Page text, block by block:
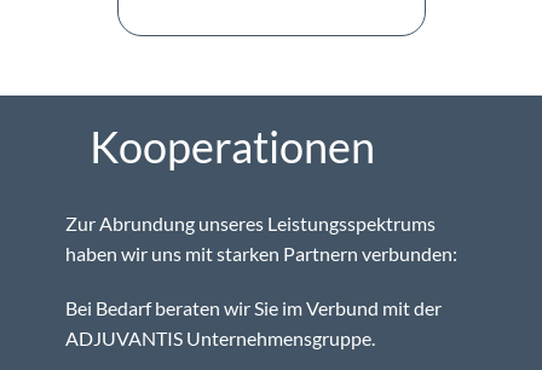
Kooperationen
Zur Abrundung unseres Leistungsspektrums
haben wir uns mit starken Partnern verbunden:
Bei Bedarf beraten wir Sie im Verbund mit der
ADJUVANTIS Unternehmensgruppe.